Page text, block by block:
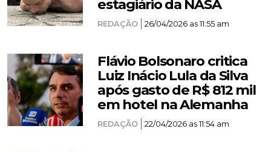
estagiário da NASA
REDAÇÃO 26/04/2026 as 11:55 am
Flávio Bolsonaro critica
Luiz Inácio Lula da Silva
após gasto de R$ 812 mil
em hotel na Alemanha
REDAÇÃO 22/04/2026 as 11:54 am